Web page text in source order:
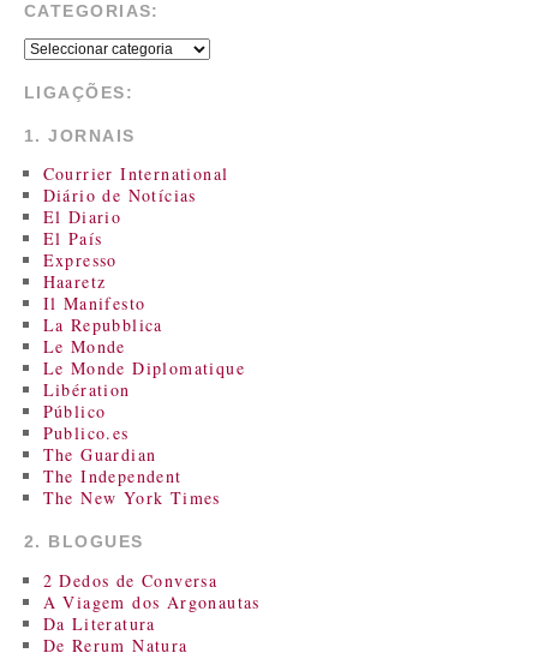
CATEGORIAS:
LIGAÇÕES:
1. JORNAIS
Courrier International
Diário de Notícias
El Diario
El País
Expresso
Haaretz
Il Manifesto
La Repubblica
Le Monde
Le Monde Diplomatique
Libération
Público
Publico.es
The Guardian
The Independent
The New York Times
2. BLOGUES
2 Dedos de Conversa
A Viagem dos Argonautas
Da Literatura
De Rerum Natura